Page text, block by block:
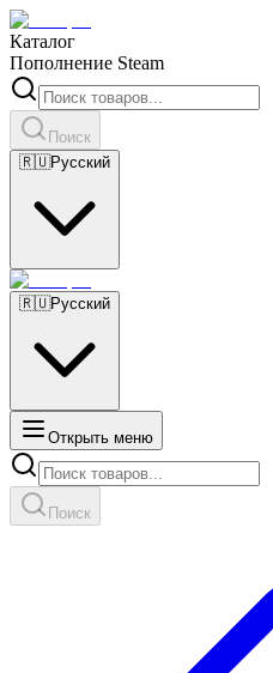
Каталог
Пополнение Steam
Поиск
🇷🇺Русский
🇷🇺Русский
Открыть меню
Поиск